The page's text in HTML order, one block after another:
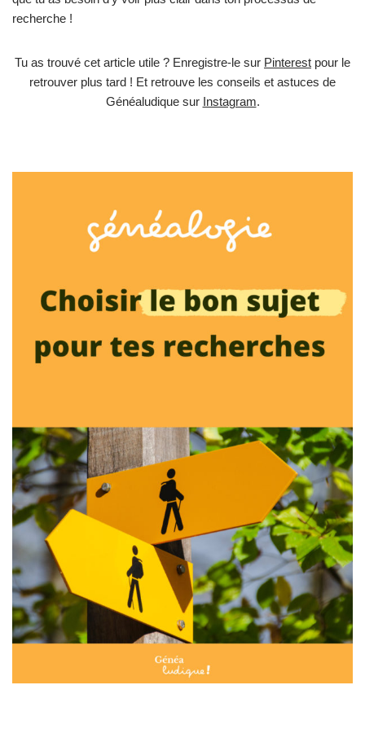
recherche !
Tu as trouvé cet article utile ? Enregistre-le sur Pinterest pour le
retrouver plus tard ! Et retrouve les conseils et astuces de
Généaludique sur Instagram.